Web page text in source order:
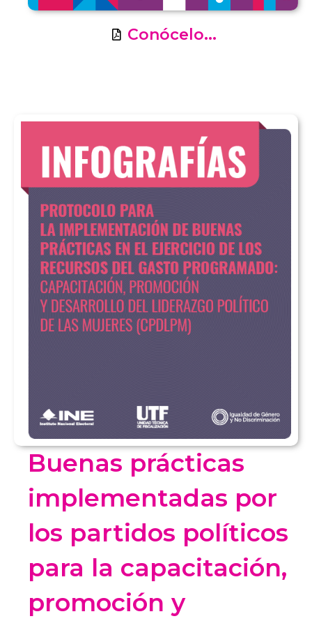
Conócelo...
Buenas prácticas
implementadas por
los partidos políticos
para la capacitación,
promoción y